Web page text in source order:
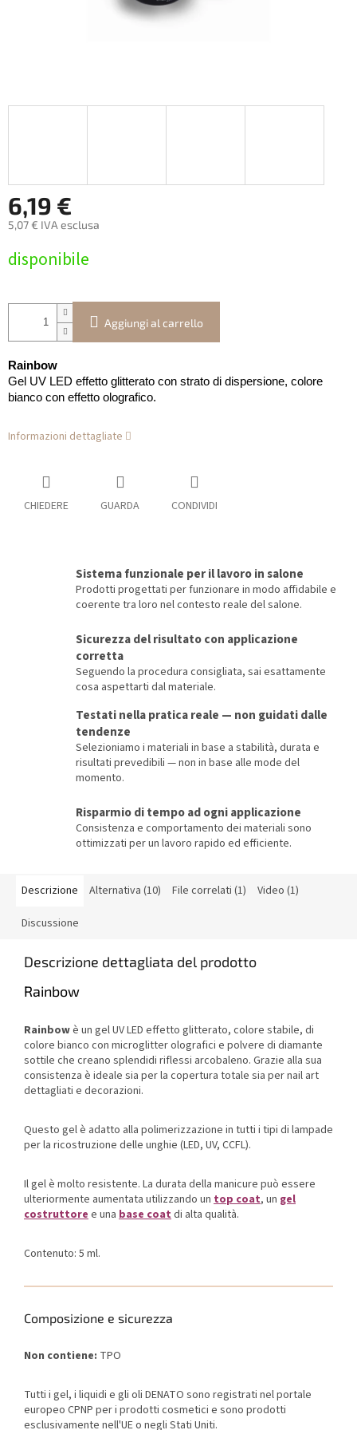
6,19 €
5,07 € IVA esclusa
della
disponibile
Aggiungi al carrello
Rainbow
Gel UV LED effetto glitterato con strato di dispersione, colore
bianco con effetto olografico.
Informazioni dettagliate
CHIEDERE GUARDA CONDIVIDI
Sistema funzionale per il lavoro in salone
Prodotti progettati per funzionare in modo affidabile e
coerente tra loro nel contesto reale del salone.
Sicurezza del risultato con applicazione
corretta
Seguendo la procedura consigliata, sai esattamente
cosa aspettarti dal materiale.
Testati nella pratica reale — non guidati dalle
tendenze
Selezioniamo i materiali in base a stabilità, durata e
risultati prevedibili — non in base alle mode del
momento.
Risparmio di tempo ad ogni applicazione
Consistenza e comportamento dei materiali sono
ottimizzati per un lavoro rapido ed efficiente.
Descrizione Alternativa (10) File correlati (1) Video (1)
Discussione
Descrizione dettagliata del prodotto
Rainbow
Rainbowè un gel UV LED effetto glitterato, colore stabile, di
colore bianco con microglitter olografici e polvere di diamante
sottile che creano splendidi riflessi arcobaleno. Grazie alla sua
consistenza è ideale sia per la copertura totale sia per nail art
dettagliati e decorazioni.
Questo gel è adatto alla polimerizzazione in tutti i tipi di lampade
per la ricostruzione delle unghie (LED, UV, CCFL).
Il gel è molto resistente. La durata della manicure può essere
ulteriormente aumentata utilizzando un top coat, un gel
costruttoree una base coatdi alta qualità.
Contenuto: 5 ml.
Composizione e sicurezza
Non contiene: TPO
Tutti i gel, i liquidi e gli oli DENATO sono registrati nel portale
europeo CPNP per i prodotti cosmetici e sono prodotti
esclusivamente nell'UE o negli Stati Uniti.